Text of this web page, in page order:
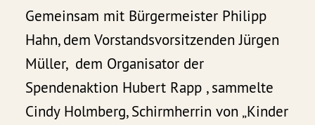
Gemeinsam mit Bürgermeister Philipp
Hahn, dem Vorstandsvorsitzenden Jürgen
Müller, dem Organisator der
Spendenaktion Hubert Rapp , sammelte
Cindy Holmberg, Schirmherrin von „Kinder